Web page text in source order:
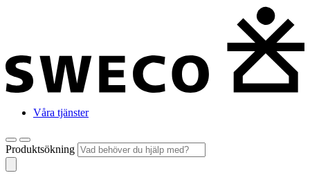
Våra tjänster
Produktsökning